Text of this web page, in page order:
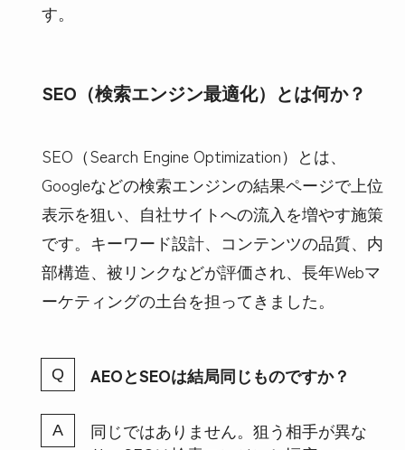
す。
SEO（検索エンジン最適化）とは何か？
SEO（Search Engine Optimization）とは、
Googleなどの検索エンジンの結果ページで上位
表示を狙い、自社サイトへの流入を増やす施策
です。キーワード設計、コンテンツの品質、内
部構造、被リンクなどが評価され、長年Webマ
ーケティングの土台を担ってきました。
AEOとSEOは結局同じものですか？
同じではありません。狙う相手が異な